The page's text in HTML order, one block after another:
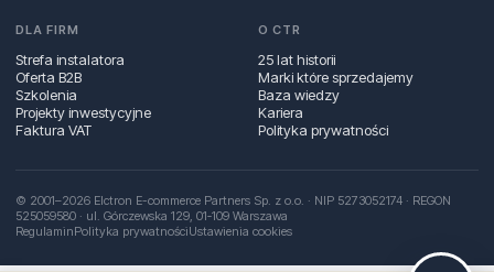
DLA FIRM
Strefa instalatora
Oferta B2B
Szkolenia
Projekty inwestycyjne
Faktura VAT
O CTR
25 lat historii
Marki które sprzedajemy
Baza wiedzy
Kariera
Polityka prywatności
© 2001–2026 Elctron E-commerce Partners Sp. z o.o. · NIP 5273052174 · REGON
525059580 · ul. Górczewska 129, 01‑109 Warszawa
RegulaminPolityka prywatnościUstawienia cookies